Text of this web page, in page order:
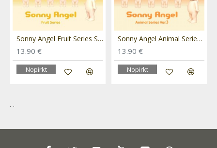
Sonny Angel Fruit Series SA3807
13.90 €
Nopirkt
Sonny Angel Animal Series Ver.3 SA3777
13.90 €
Nopirkt
. .